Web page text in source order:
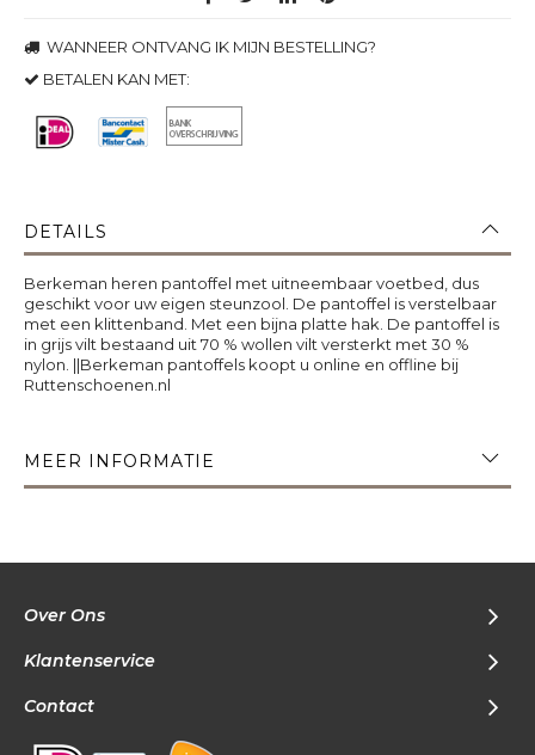
WANNEER ONTVANG IK MIJN BESTELLING?
BETALEN KAN MET:
DETAILS
Berkeman heren pantoffel met uitneembaar voetbed, dus
geschikt voor uw eigen steunzool. De pantoffel is verstelbaar
met een klittenband. Met een bijna platte hak. De pantoffel is
in grijs vilt bestaand uit 70 % wollen vilt versterkt met 30 %
nylon. ||Berkeman pantoffels koopt u online en offline bij
Ruttenschoenen.nl
MEER INFORMATIE
Over Ons
Klantenservice
Contact